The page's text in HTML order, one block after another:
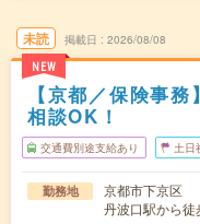
未読
NEW
掲載日 2026/08/08
【京都／保険事
相談OK！
交通費別途支給あり 土日
勤務地
京都市下京区
丹波口駅から